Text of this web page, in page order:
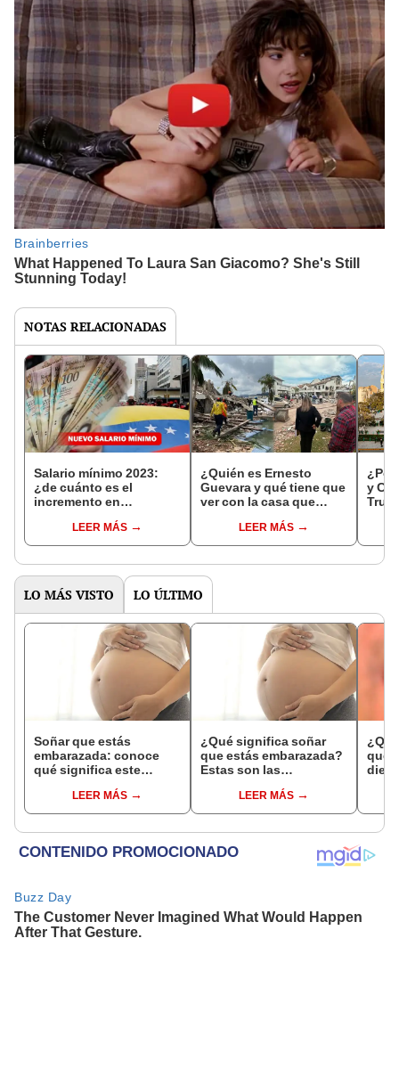
NOTAS RELACIONADAS
Salario mínimo 2023:
¿de cuánto es el
incremento en
LEER MÁS
¿Quién es Ernesto
Guevara y qué tiene que
ver con la casa que
LEER MÁS
¿Por
y
LO MÁS VISTO LO ÚLTIMO
Soñar que estás
embarazada: conoce
qué significa este
LEER MÁS
¿Qué significa soñar
que estás embarazada?
Estas son las
comunesLEER MÁS
que